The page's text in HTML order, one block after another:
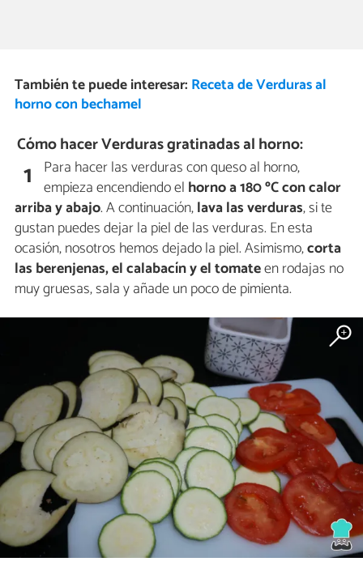
También te puede interesar: Receta de Verduras al
horno con bechamel
Cómo hacer Verduras gratinadas al horno:
1 Para hacer las verduras con queso al horno,
empieza encendiendo el horno a 180 ºC con calor
arriba y abajo. A continuación,lava las verduras, si te
gustan puedes dejar la piel de las verduras. En esta
ocasión, nosotros hemos dejado la piel. Asimismo,corta
las berenjenas, el calabacín y el tomateen rodajas no
muy gruesas, sala y añade un poco de pimienta.